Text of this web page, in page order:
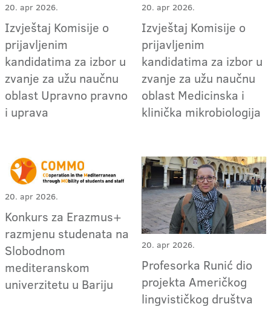
20. apr 2026.
Izvještaj Komisije o
prijavljenim
kandidatima za izbor u
zvanje za užu naučnu
oblast Upravno pravno
i uprava
20. apr 2026.
Izvještaj Komisije o
prijavljenim
kandidatima za izbor u
zvanje za užu naučnu
oblast Medicinska i
klinička mikrobiologija
20. apr 2026.
Konkurs za Erazmus+
razmjenu studenata na
Slobodnom
mediteranskom
univerzitetu u Bariju
20. apr 2026.
Profesorka Runić dio
projekta Američkog
lingvističkog društva